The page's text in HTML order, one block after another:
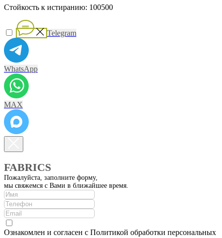
Стойкость к истиранию: 100500
Telegram
WhatsApp
MAX
FABRICS
Пожалуйста, заполните форму,
мы свяжемся с Вами в ближайшее время.
Ознакомлен и согласен с Политикой обработки персональных